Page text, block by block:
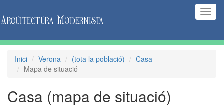
Inici Verona (tota la població)
Casa
Mapa de situació
Casa (mapa de situació)